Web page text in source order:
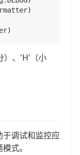
）、'H'（小
调试和监控应
式。